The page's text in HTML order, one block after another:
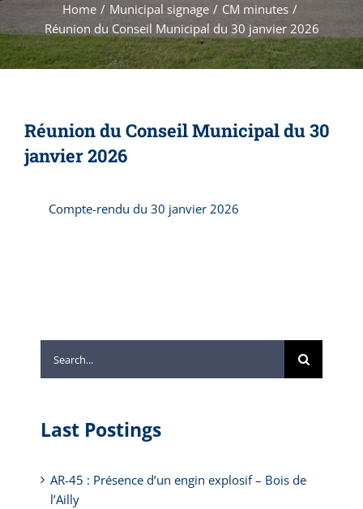
Home / Municipal signage / CM minutes /
Réunion du Conseil Municipal du 30 janvier 2026
Réunion du Conseil Municipal du 30
janvier 2026
Compte-rendu du 30 janvier 2026
for:
Last Postings
AR-45 : Présence d’un engin explosif – Bois de
l’Ailly